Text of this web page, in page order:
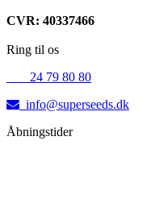
CVR: 40337466
Ring til os
24 79 80 80
info@superseeds.dk
Åbningstider